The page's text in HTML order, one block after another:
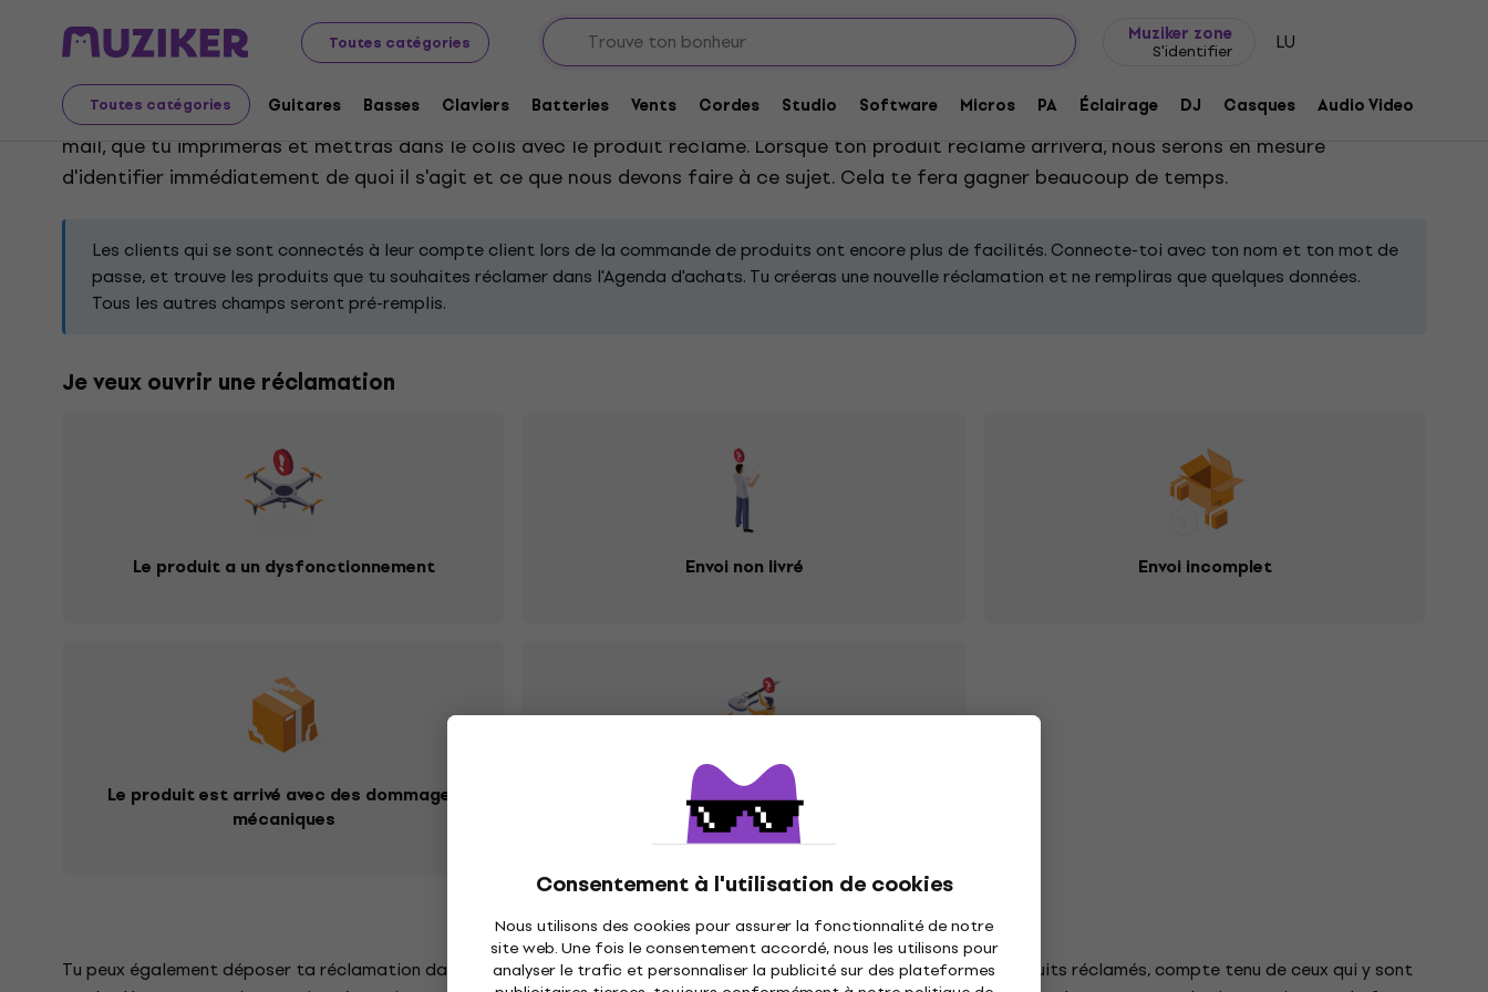
Toutes catégories
Muziker zone
S'identifier LU
Toutes catégories Guitares Basses Claviers Batteries Vents Cordes Studio Software Micros PA Éclairage DJ Casques Audio Video
Consentement à l'utilisation de cookies
Nous utilisons des cookies pour assurer la fonctionnalité de notre
site web. Une fois le consentement accordé, nous les utilisons pour
analyser le trafic et personnaliser la publicité sur des plateformes
Réclamations
Choisis le type de réclamation en fonction de ton problème avec le produit. Après avoir rempli le formulaire, tu recevras une confirmation par
mail, que tu imprimeras et mettras dans le colis avec le produit réclamé. Lorsque ton produit réclamé arrivera, nous serons en mesure
d'identifier immédiatement de quoi il s'agit et ce que nous devons faire à ce sujet. Cela te fera gagner beaucoup de temps.
Les clients qui se sont connectés à leur compte client lors de la commande de produits ont encore plus de facilités. Connecte-toi avec ton nom et ton mot de
passe, et trouve les produits que tu souhaites réclamer dans l'Agenda d'achats. Tu créeras une nouvelle réclamation et ne rempliras que quelques données.
Tous les autres champs seront pré-remplis.
Je veux ouvrir une réclamation
Le produit a un dysfonctionnement Envoi non livré Envoi incomplet
Le produit est arrivé avec des dommages
mécaniques
Vous m'avez envoyé le mauvais produit
Tu peux également déposer ta réclamation dans n'importe quel magasin Muziker où il est possible de recevoir les produits réclamés, compte tenu de ceux qui y sont